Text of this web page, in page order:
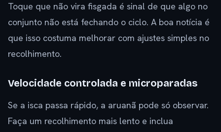
Toque que não vira fisgada é sinal de que algo no
conjunto não está fechando o ciclo. A boa notícia é
que isso costuma melhorar com ajustes simples no
recolhimento.
Velocidade controlada e microparadas
Se a isca passa rápido, a aruanã pode só observar.
Faça um recolhimento mais lento e inclua